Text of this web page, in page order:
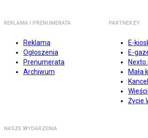
REKLAMA I PRENUMERATA
Reklama
Ogłoszenia
Prenumerata
Archiwum
PARTNERZY
E-
E-
Mała
Życie
NASZE WYDARZENIA